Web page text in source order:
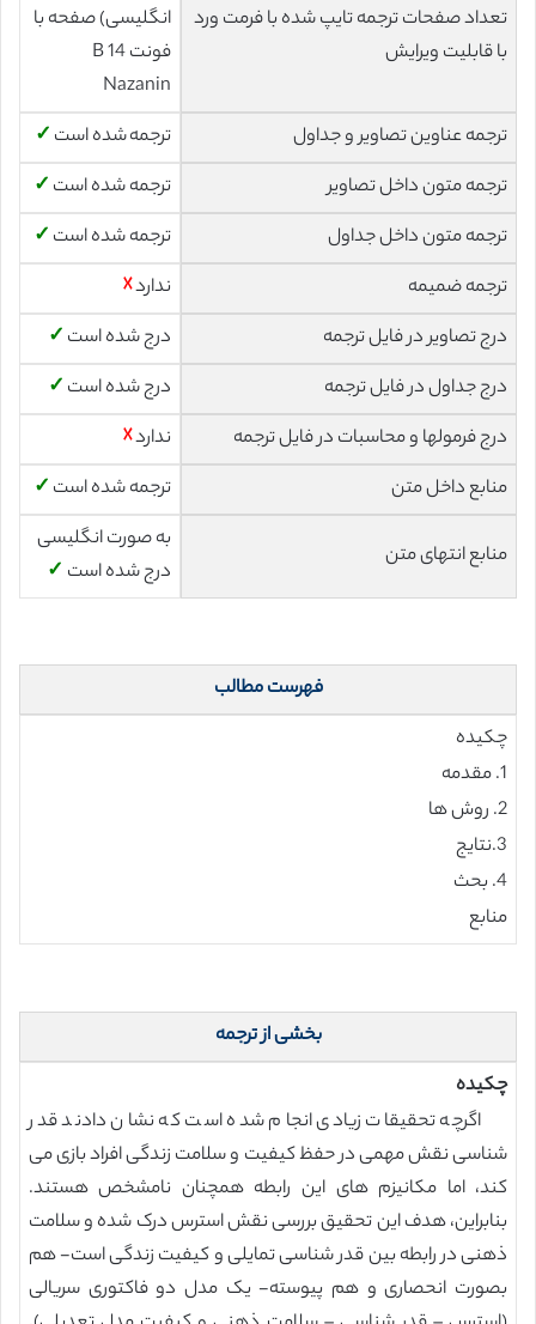
تعداد صفحات ترجمه تایپ شده با فرمت ورد
با قابلیت ویرایش
انگلیسی) صفحه با
فونت 14 B
Nazanin
ترجمه عناوین تصاویر و جداول
ترجمه شده است ✓
ترجمه متون داخل تصاویر
ترجمه شده است ✓
ترجمه متون داخل جداول
ترجمه شده است ✓
ترجمه ضمیمه
ندارد☓
درج تصاویر در فایل ترجمه
درج شده است ✓
درج جداول در فایل ترجمه
درج شده است ✓
درج فرمولها و محاسبات در فایل ترجمه
ندارد☓
منابع داخل متن
ترجمه شده است ✓
منابع انتهای متن
به صورت انگلیسی
درج شده است ✓
فهرست مطالب
چکیده
1. مقدمه
2. روش ها
3.نتایج
4. بحث
منابع
بخشی از ترجمه
چکیده
اگرچه تحقیقات زیادی انجام شده است که نشان دادند قدر
شناسی نقش مهمی در حفظ کیفیت و سلامت زندگی افراد بازی می
کند، اما مکانیزم های این رابطه همچنان نامشخص هستند.
بنابراین، هدف این تحقیق بررسی نقش استرس درک شده و سلامت
ذهنی در رابطه بین قدر شناسی تمایلی و کیفیت زندگی است- هم
بصورت انحصاری و هم پیوسته- یک مدل دو فاکتوری سریالی